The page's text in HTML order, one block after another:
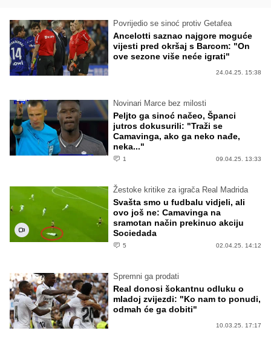
Povrijedio se sinoć protiv Getafea
Ancelotti saznao najgore moguće
vijesti pred okršaj s Barcom: "On
ove sezone više neće igrati"
24.04.25. 15:38
Novinari Marce bez milosti
Peljto ga sinoć načeo, Španci
jutros dokusurili: "Traži se
Camavinga, ako ga neko nađe,
neka..."
1 09.04.25. 13:33
Žestoke kritike za igrača Real Madrida
Svašta smo u fudbalu vidjeli, ali
ovo još ne: Camavinga na
sramotan način prekinuo akciju
Sociedada
5 02.04.25. 14:12
Spremni ga prodati
Real donosi šokantnu odluku o
mladoj zvijezdi: "Ko nam to ponudi,
odmah će ga dobiti"
10.03.25. 17:17